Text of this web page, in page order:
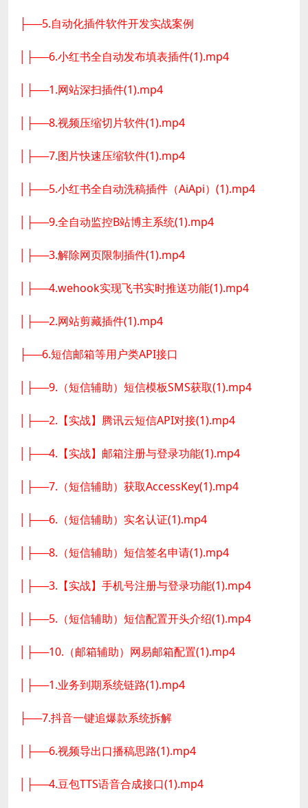
├──5.自动化插件软件开发实战案例
│├──6.小红书全自动发布填表插件(1).mp4
│├──1.网站深扫插件(1).mp4
│├──8.视频压缩切片软件(1).mp4
│├──7.图片快速压缩软件(1).mp4
│├──5.小红书全自动洗稿插件（AiApi）(1).mp4
│├──9.全自动监控B站博主系统(1).mp4
│├──3.解除网页限制插件(1).mp4
│├──4.wehook实现飞书实时推送功能(1).mp4
│├──2.网站剪藏插件(1).mp4
├──6.短信邮箱等用户类API接口
│├──9.（短信辅助）短信模板SMS获取(1).mp4
│├──2.【实战】腾讯云短信API对接(1).mp4
│├──4.【实战】邮箱注册与登录功能(1).mp4
│├──7.（短信辅助）获取AccessKey(1).mp4
│├──6.（短信辅助）实名认证(1).mp4
│├──8.（短信辅助）短信签名申请(1).mp4
│├──3.【实战】手机号注册与登录功能(1).mp4
│├──5.（短信辅助）短信配置开头介绍(1).mp4
│├──10.（邮箱辅助）网易邮箱配置(1).mp4
│├──1.业务到期系统链路(1).mp4
├──7.抖音一键追爆款系统拆解
│├──6.视频导出口播稿思路(1).mp4
│├──4.豆包TTS语音合成接口(1).mp4